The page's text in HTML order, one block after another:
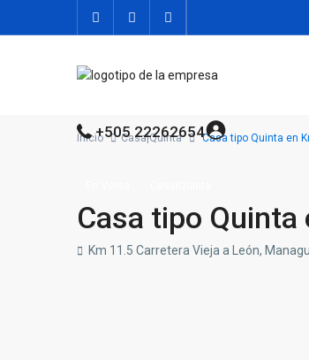
+505 22262654
Inicio Casa|Quinta Casa tipo Quinta en
Casa tipo Quinta
Km 11.5 Carretera Vieja a León,